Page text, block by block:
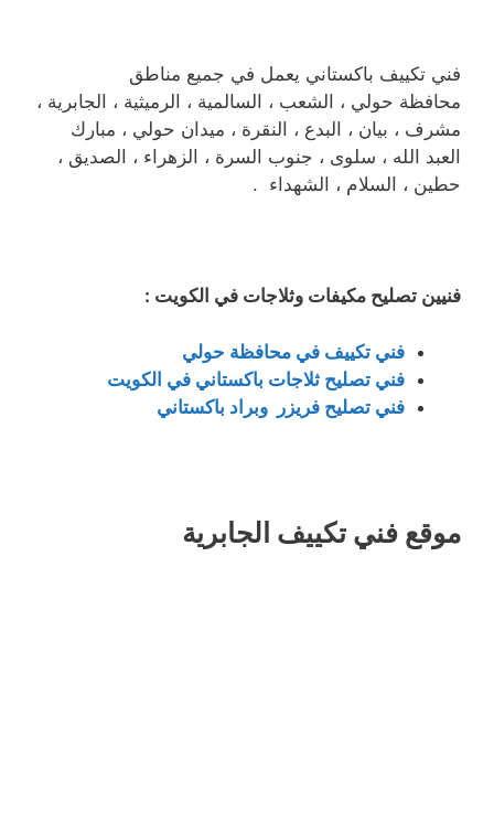
فني تكييف باكستاني يعمل في جميع مناطق
محافظة حولي ، الشعب ، السالمية ، الرميثية ، الجابرية ،
مشرف ، بيان ، البدع ، النقرة ، ميدان حولي ، مبارك
العبد الله ، سلوى ، جنوب السرة ، الزهراء ، الصديق ،
حطين ، السلام ، الشهداء .
فنيين تصليح مكيفات وثلاجات في الكويت :
فني تكييف في محافظة حولي
فني تصليح ثلاجات باكستاني في الكويت
فني تصليح فريزر وبراد باكستاني
موقع فني تكييف الجابرية